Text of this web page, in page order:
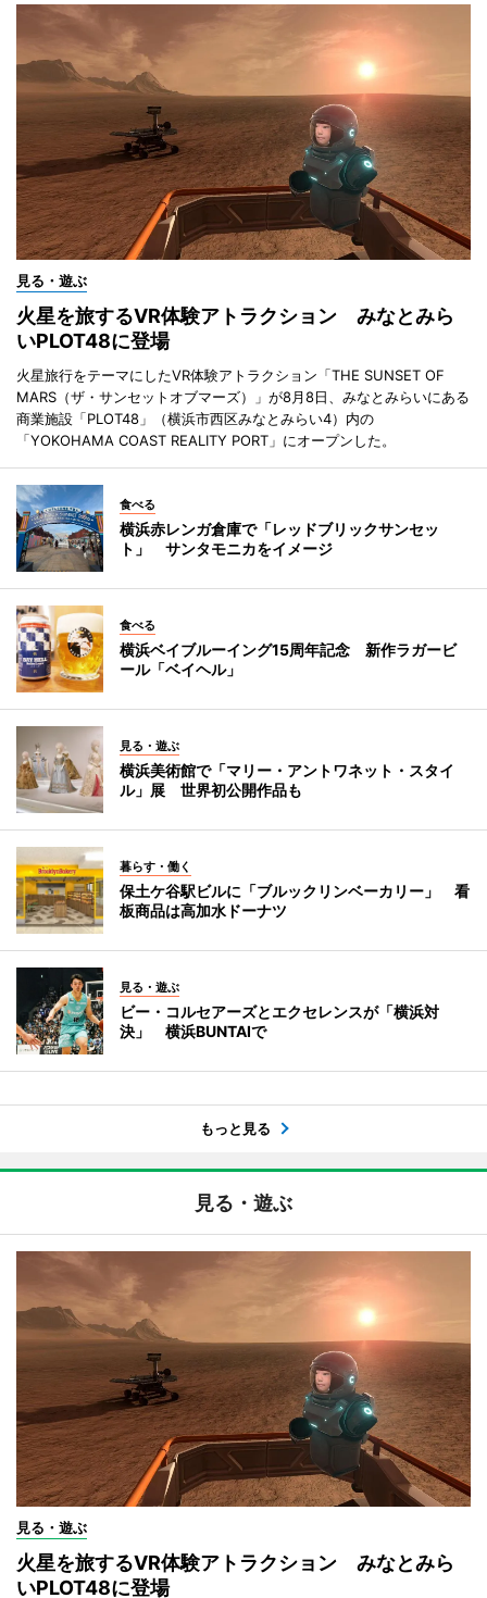
見る・遊ぶ
火星を旅するVR体験アトラクション みなとみら
いPLOT48に登場
火星旅行をテーマにしたVR体験アトラクション「THE SUNSET OF
MARS（ザ・サンセットオブマーズ）」が8月8日、みなとみらいにある
商業施設「PLOT48」（横浜市西区みなとみらい4）内の
「YOKOHAMA COAST REALITY PORT」にオープンした。
食べる
横浜赤レンガ倉庫で「レッドブリックサンセッ
ト」 サンタモニカをイメージ
食べる
横浜ベイブルーイング15周年記念 新作ラガービ
ール「ベイヘル」
見る・遊ぶ
横浜美術館で「マリー・アントワネット・スタイ
ル」展 世界初公開作品も
暮らす・働く
保土ケ谷駅ビルに「ブルックリンベーカリー」 看
板商品は高加水ドーナツ
見る・遊ぶ
ビー・コルセアーズとエクセレンスが「横浜対
決」 横浜BUNTAIで
もっと見る
見る・遊ぶ
見る・遊ぶ
火星を旅するVR体験アトラクション みなとみら
いPLOT48に登場